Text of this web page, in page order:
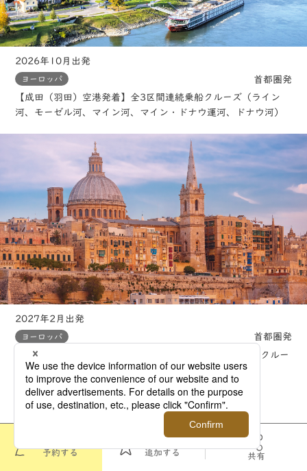
予約する
追加する
共有
2026年10月出発
ヨーロッパ
首都圏発
【成田（羽田）空港発着】全3区間連続乗船クルーズ（ライン
河、モーゼル河、マイン河、マイン・ドナウ運河、ドナウ河）
2027年2月出発
ヨーロッパ
首都圏発
アルハンブラ宮殿 貸切企画 陽光そそぐ早春の地中海周遊クルー
〈 関連タグでツアーを探す 〉
世界遺産